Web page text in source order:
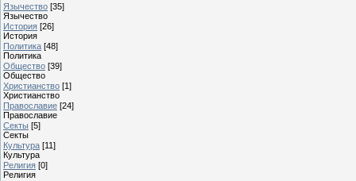
Язычество [35]
Язычество
История [26]
История
Политика [48]
Политика
Общество [39]
Общество
Христианство [1]
Христианство
Православие [24]
Православие
Секты [5]
Секты
Культура [11]
Культура
Религия [0]
Религия